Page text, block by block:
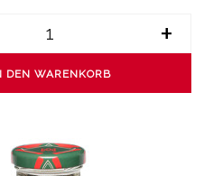
+
DEN WARENKORB